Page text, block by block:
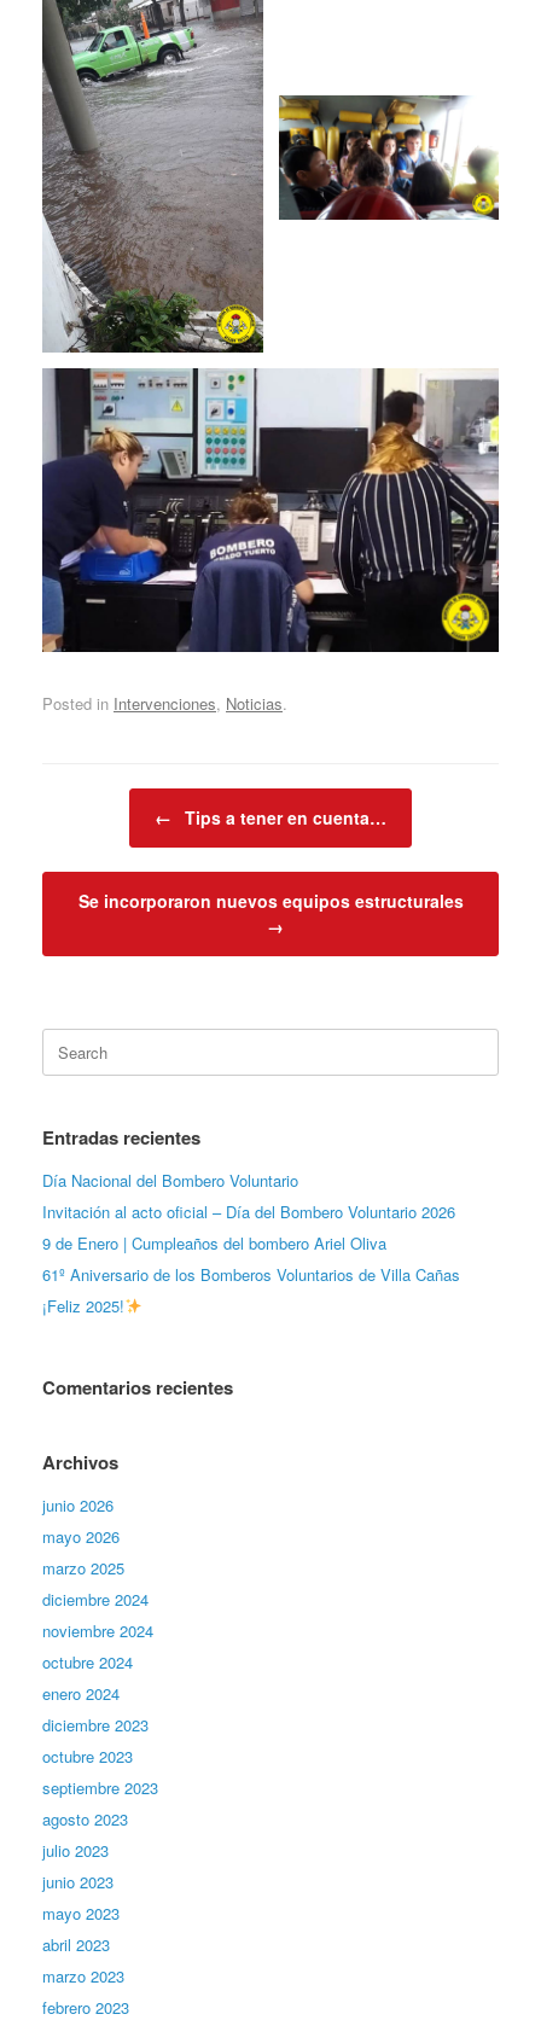
Posted in Intervenciones, Noticias.
← Tips a tener en cuenta…
Se incorporaron nuevos equipos estructurales
→
Search
for:
Entradas recientes
Día Nacional del Bombero Voluntario
Invitación al acto oficial – Día del Bombero Voluntario 2026
9 de Enero | Cumpleaños del bombero Ariel Oliva
61º Aniversario de los Bomberos Voluntarios de Villa Cañas
¡Feliz 2025!
Comentarios recientes
Archivos
junio 2026
mayo 2026
marzo 2025
diciembre 2024
noviembre 2024
octubre 2024
enero 2024
diciembre 2023
octubre 2023
septiembre 2023
agosto 2023
julio 2023
junio 2023
mayo 2023
abril 2023
marzo 2023
febrero 2023